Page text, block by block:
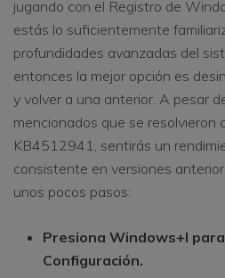
jugando con el Registro de
estás lo suficientemente
profundidades avanzadas del
entonces la mejor opción es
y volver a una anterior. A pesar
mencionados que se resolvieron
KB4512941, sentirás un
consistente en versiones
unos pocos pasos:
Presiona Windows+I
Configuración.